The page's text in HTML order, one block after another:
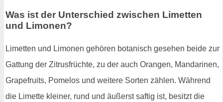
Was ist der Unterschied zwischen Limetten
und Limonen?
Limetten und Limonen gehören botanisch gesehen beide zur
Gattung der Zitrusfrüchte, zu der auch Orangen, Mandarinen,
Grapefruits, Pomelos und weitere Sorten zählen. Während
die Limette kleiner, rund und äußerst saftig ist, besitzt die